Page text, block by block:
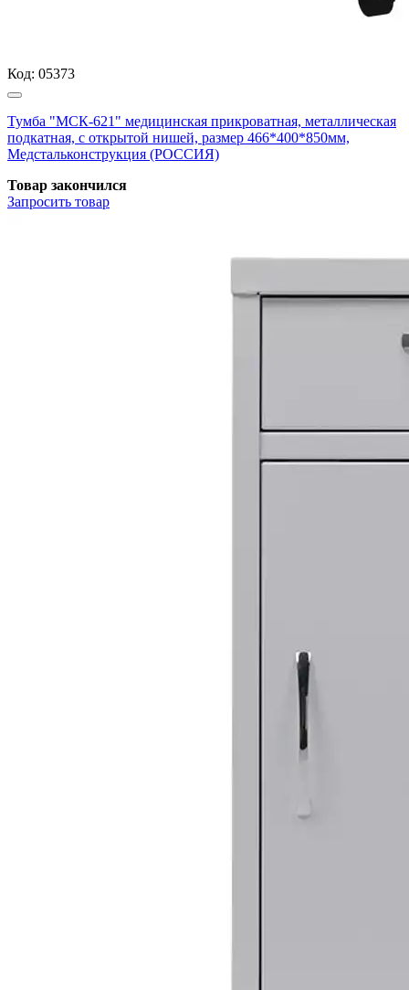
Код: 05373
Тумба "МСК-621" медицинская прикроватная, металлическая
подкатная, с открытой нишей, размер 466*400*850мм,
Медстальконструкция (РОССИЯ)
Товар закончился
Запросить товар